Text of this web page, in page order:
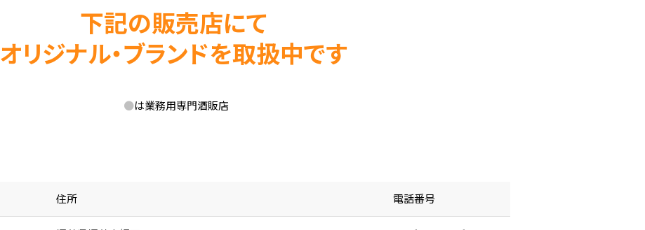
下記の販売店にて
オリジナル・ブランドを取扱中です
●は業務用専門酒販店
住所 電話番号